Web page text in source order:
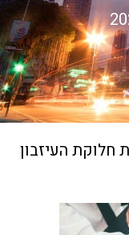
חלוקת העיזבון